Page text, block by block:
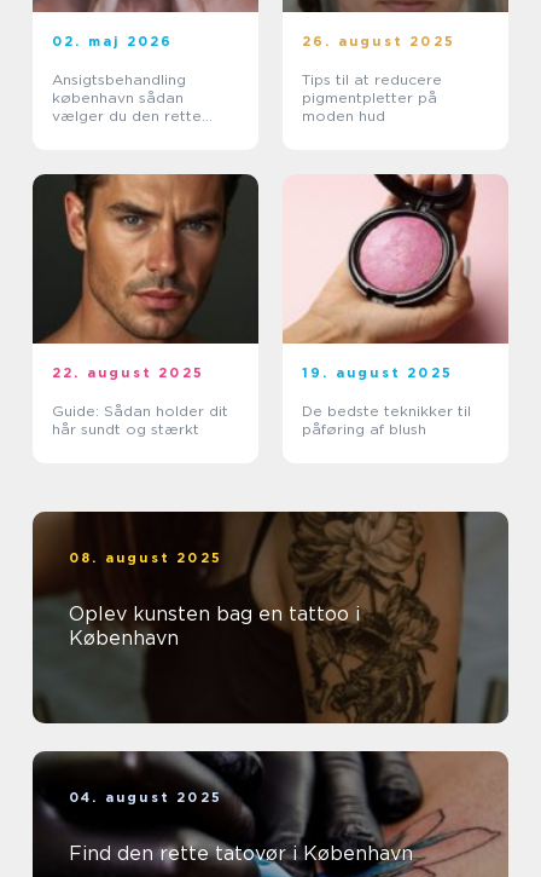
02. maj 2026
Ansigtsbehandling
københavn sådan
vælger du den rette
26. august 2025
Tips til at reducere
pigmentpletter på
moden hud
22. august 2025
Guide: Sådan holder dit
hår sundt og stærkt
19. august 2025
De bedste teknikker til
påføring af blush
08. august 2025
Oplev kunsten bag en tattoo i
København
04. august 2025
Find den rette tatovør i København